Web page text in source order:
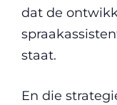
dat de
staat.
En die